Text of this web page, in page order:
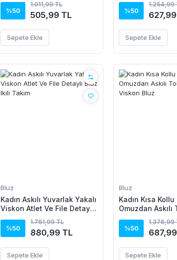
%50
1.011,99 TL
505,99 TL
Sepete Ekle
%50
1.254,99
Sepete Ekle
Bluz
Kadın Askılı Yuvarlak Yakalı
Viskon Atlet Ve File Detaylı
%50
1.761,99 TL
880,99 TL
Sepete Ekle
Bluz
Kadın Kısa
Omuzdan Askılı
%50
1.376,99
Sepete Ekle